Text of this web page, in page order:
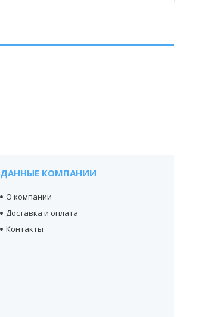
ДАННЫЕ КОМПАНИИ
О компании
Доставка и оплата
Контакты